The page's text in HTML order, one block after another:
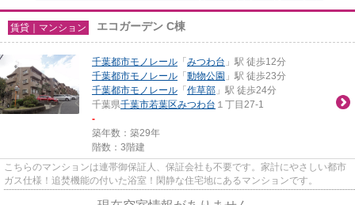
賃貸｜マンション エコガーデン C棟
千葉都市モノレール 「 みつわ台 」駅 徒歩12分
千葉都市モノレール 「 動物公園 」駅 徒歩23分
千葉都市モノレール 「 作草部 」駅 徒歩24分
千葉県千葉市若葉区みつわ台 １丁目27-1
-
築年数：築29年
階数：3階建
こちらのマンションは連帯御保証人、保証会社も不要です。家計にやさしい都市
ガス仕様！追焚機能の付いた浴室！閑静な住宅地にあるマンションです。